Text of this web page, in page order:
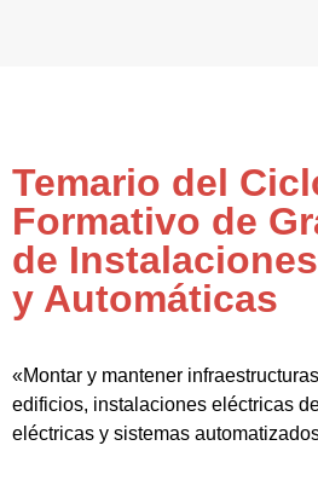
Temario del
Formativo de
de
y Automáticas
«Montar y mantener
edificios, instalaciones eléctricas
eléctricas y sistemas